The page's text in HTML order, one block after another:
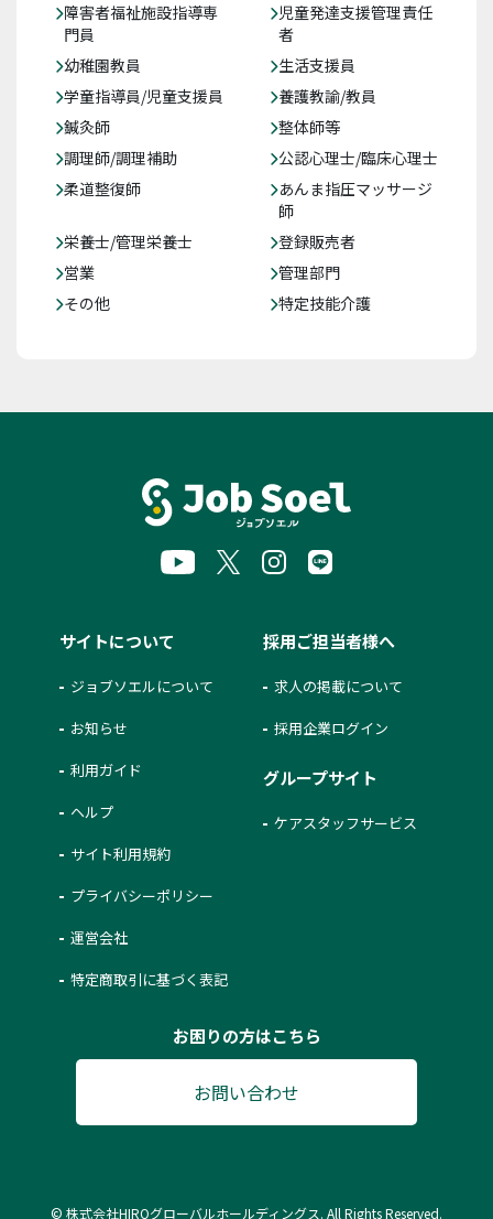
障害者福祉施設指導専
門員
児童発達支援管理責任
者
幼稚園教員
生活支援員
学童指導員/児童支援員
養護教諭/教員
鍼灸師
整体師等
調理師/調理補助
公認心理士/臨床心理士
柔道整復師
あんま指圧マッサージ
師
栄養士/管理栄養士
登録販売者
営業
管理部門
その他
特定技能介護
サイトについて
ジョブソエルについて
お知らせ
利用ガイド
ヘルプ
サイト利用規約
プライバシーポリシー
運営会社
特定商取引に基づく表記
採用ご担当者様へ
求人の掲載について
採用企業ログイン
グループサイト
ケアスタッフサービス
お困りの方はこちら
お問い合わせ
© 株式会社HIROグローバルホールディングス. All Rights Reserved.